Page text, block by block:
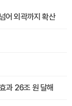
어 외곽까지 확산
과 26조 원 달해